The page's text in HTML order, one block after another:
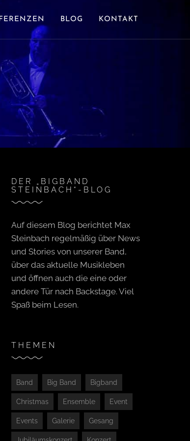
BLOG KONTAKT
DER „BIGBAND
STEINBACH“-BLOG
Auf diesem Blog berichtet Max
Steinbach regelmäßig über News
und Stories von unserer Band,
über das aktuelle Musikleben
und öffnen auch die eine oder
andere Tür nach Backstage. Viel
Spaß beim Lesen.
THEMEN
Band Big Band Bigband
Christmas Ensemble Event
Events Galerie Gesang